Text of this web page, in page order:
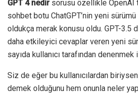
GPT 4 nedirsorusu özellikle OpenAI
sohbet botu ChatGPT’nin yeni sürümü
oldukça merak konusu oldu. GPT-3.5
daha etkileyici cevaplar veren yeni
sayıda kullanıcı tarafından denenmek
Siz de eğer bu kullanıcılardan
demek olduğunu hem onunla neler